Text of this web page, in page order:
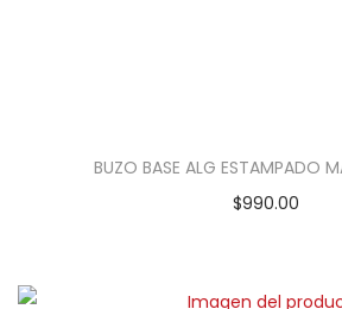
BUZO BASE ALG ESTAMPADO
$990.00